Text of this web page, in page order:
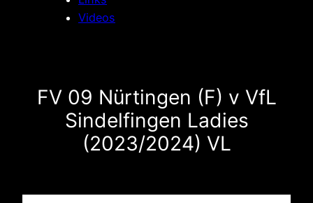
Videos
FV 09 Nürtingen (F) v VfL
Sindelfingen Ladies
(2023/2024) VL